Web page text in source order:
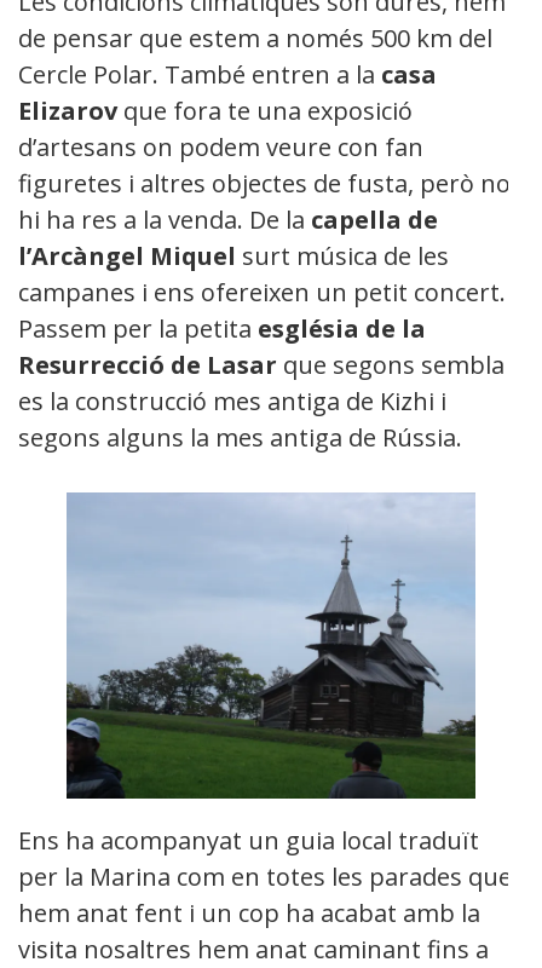
de pensar que estem a només 500 km del
Cercle Polar. També entren a la casa
Elizarovque fora te una exposició
d’artesans on podem veure con fan
figuretes i altres objectes de fusta, però no
hi ha res a la venda. De la capella de
l’Arcàngel Miquel surt música de les
campanes i ens ofereixen un petit concert.
Passem per la petita església de la
Resurrecció de Lasar que segons sembla
es la construcció mes antiga de Kizhi i
segons alguns la mes antiga de Rússia.
Ens ha acompanyat un guia local traduït
per la Marina com en totes les parades que
hem anat fent i un cop ha acabat amb la
visita nosaltres hem anat caminant fins a